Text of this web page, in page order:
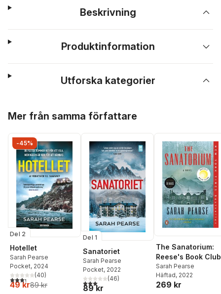
Beskrivning
Produktinformation
Utforska kategorier
Mer från samma författare
-45%
Del 2
Hotellet
Sarah Pearse
Pocket, 2024
3,3utav 5 stjärnor. Totalt antal röster:
(40)
49 kr89 kr
Del 1
Sanatoriet
Sarah Pearse
Pocket, 2022
3,0utav 5 stjärnor. Totalt antal röster:
(46)
89 kr
The Sanatorium:
Reese's Book Club
Sarah Pearse
Häftad, 2022
269 kr